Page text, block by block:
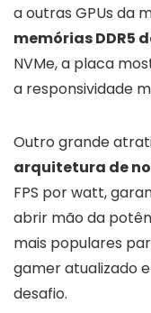
a outras GPUs da
memórias DDR5
NVMe, a placa
a responsividade
Outro grande
arquitetura de
FPS por watt,
abrir mão da
mais populares
gamer atualizado
desafio.